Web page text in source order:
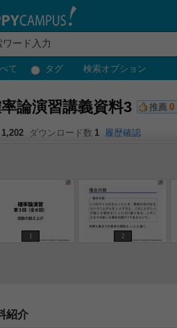
て タグ 検索オプション
論演習講義資料3 推薦 0
1,202 ダウンロード数 1 履歴確認
1 2
紹介